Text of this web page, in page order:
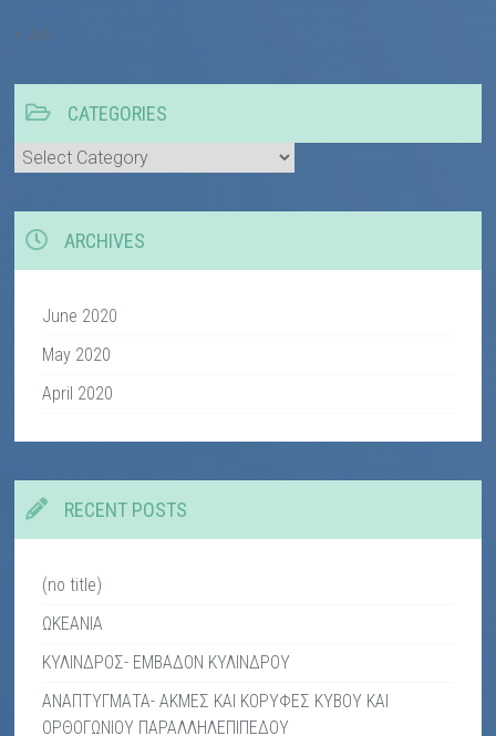
« Jun
CATEGORIES
Categories
ARCHIVES
June 2020
May 2020
April 2020
RECENT POSTS
(no title)
ΩΚΕΑΝΙΑ
ΚΥΛΙΝΔΡΟΣ- ΕΜΒΑΔΟΝ ΚΥΛΙΝΔΡΟΥ
ΑΝΑΠΤΥΓΜΑΤΑ- ΑΚΜΕΣ ΚΑΙ ΚΟΡΥΦΕΣ ΚΥΒΟΥ ΚΑΙ
ΟΡΘΟΓΩΝΙΟΥ ΠΑΡΑΛΛΗΛΕΠΙΠΕΔΟΥ